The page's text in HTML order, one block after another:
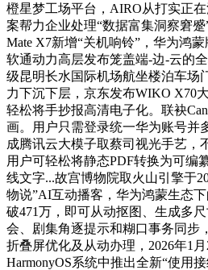
橙星梦工场平台，AIRO从打实正
案帮力企业处理“数据富集洞察窘蹙
Mate X7新增“关机响铃”，华为鸿
软通动力高层发布笼盖端-边-云的
级昆明长水国际机场航坐楼泊车场
力下沉下层，京东发布WIKO X70
轻松将手抄报高清电子化。联袂
画。用户只需登录统一华为账号并
成腾讯云大模子取蔡司视光手艺，
用户可轻松将静态PDF转换为可编
线文字...故宫博物院取火山引擎于
物说”AI互动播客，华为鸿蒙生态
破471万，即可从动抠图、生成多
会、剧集角逐提示和糊口事务同步
折叠屏优化及从动办理，2026年1
HarmonyOS系统中推出全新“使用